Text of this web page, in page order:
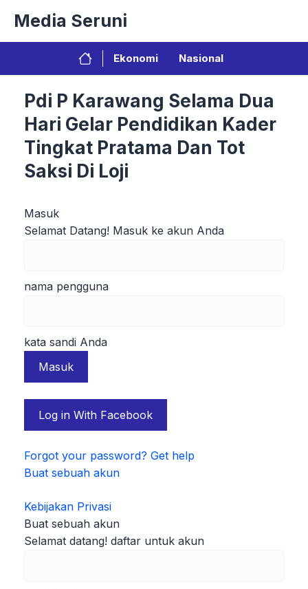
isi
Media Seruni
Ekonomi Nasional
Pdi P Karawang Selama Dua
Hari Gelar Pendidikan Kader
Tingkat Pratama Dan Tot
Saksi Di Loji
Masuk
Selamat Datang! Masuk ke akun Anda
nama pengguna
kata sandi Anda
Log in With Facebook
Forgot your password? Get help
Buat sebuah akun
Kebijakan Privasi
Buat sebuah akun
Selamat datang! daftar untuk akun